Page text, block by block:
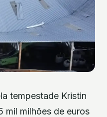
tempestade Kristin
mil milhões de euros